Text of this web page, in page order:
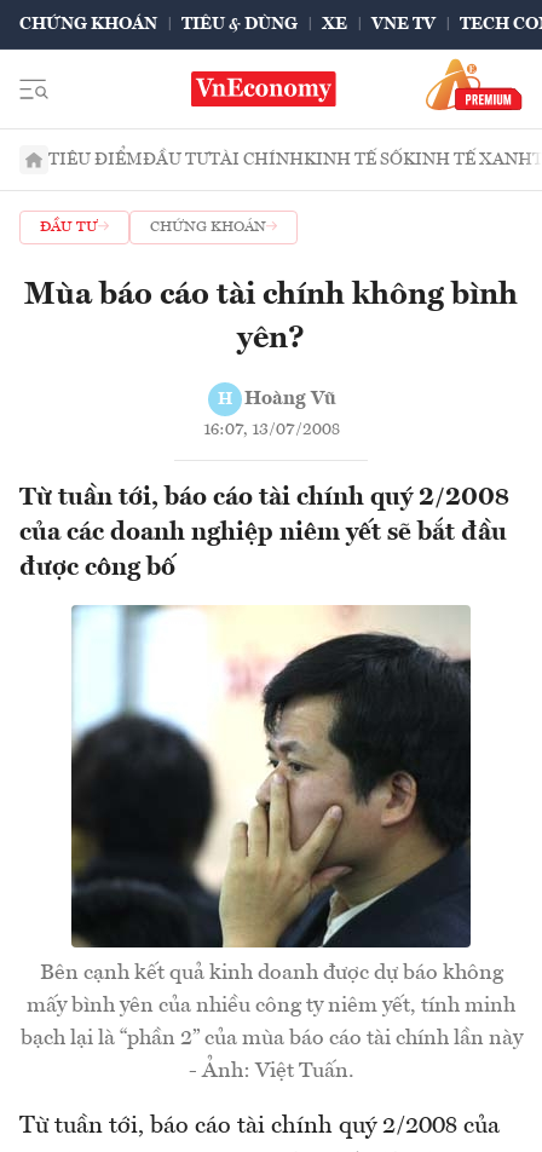
CHỨNG KHOÁN TIÊU & DÙNG XE VNE TV TECH
TIÊU ĐIỂMĐẦU TƯTÀI CHÍNHKINH TẾ SỐKINH TẾ XANH
ĐẦU TƯ CHỨNG KHOÁN
Mùa báo cáo tài chính không bình
yên?
H Hoàng Vũ
16:07, 13/07/2008
Từ tuần tới, báo cáo tài chính quý 2/2008
của các doanh nghiệp niêm yết sẽ bắt đầu
được công bố
Bên cạnh kết quả kinh doanh được dự báo không
mấy bình yên của nhiều công ty niêm yết, tính minh
bạch lại là “phần 2” của mùa báo cáo tài chính lần này
- Ảnh: Việt Tuấn.
Từ tuần tới, báo cáo tài chính quý 2/2008 của